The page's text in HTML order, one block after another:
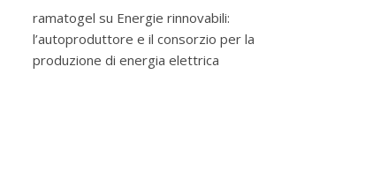
ramatogel su Energie rinnovabili:
l’autoproduttore e il consorzio per la
produzione di energia elettrica